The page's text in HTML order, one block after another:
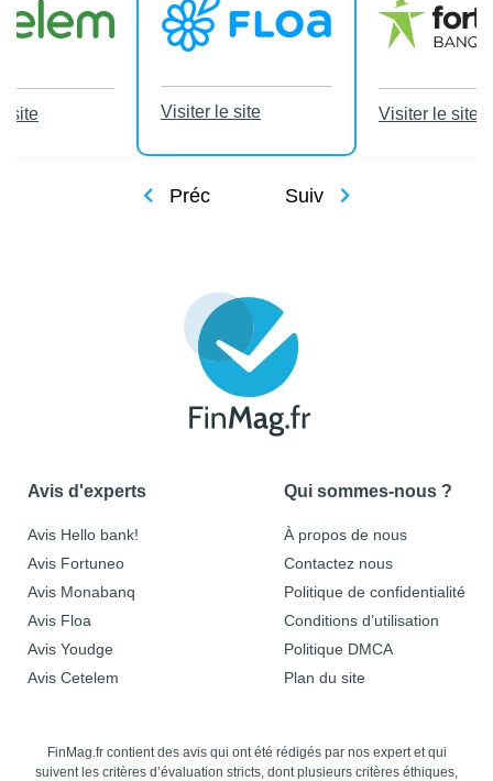
site Visiter le site Visiter le site
Préc Suiv
Avis d'experts
Avis Hello bank!
Avis Fortuneo
Avis Monabanq
Avis Floa
Avis Youdge
Avis Cetelem
Qui sommes-nous ?
À propos de nous
Contactez nous
Politique de confidentialité
Conditions d’utilisation
Politique DMCA
Plan du site
FinMag.fr contient des avis qui ont été rédigés par nos expert et qui
suivent les critères d’évaluation stricts, dont plusieurs critères éthiques,